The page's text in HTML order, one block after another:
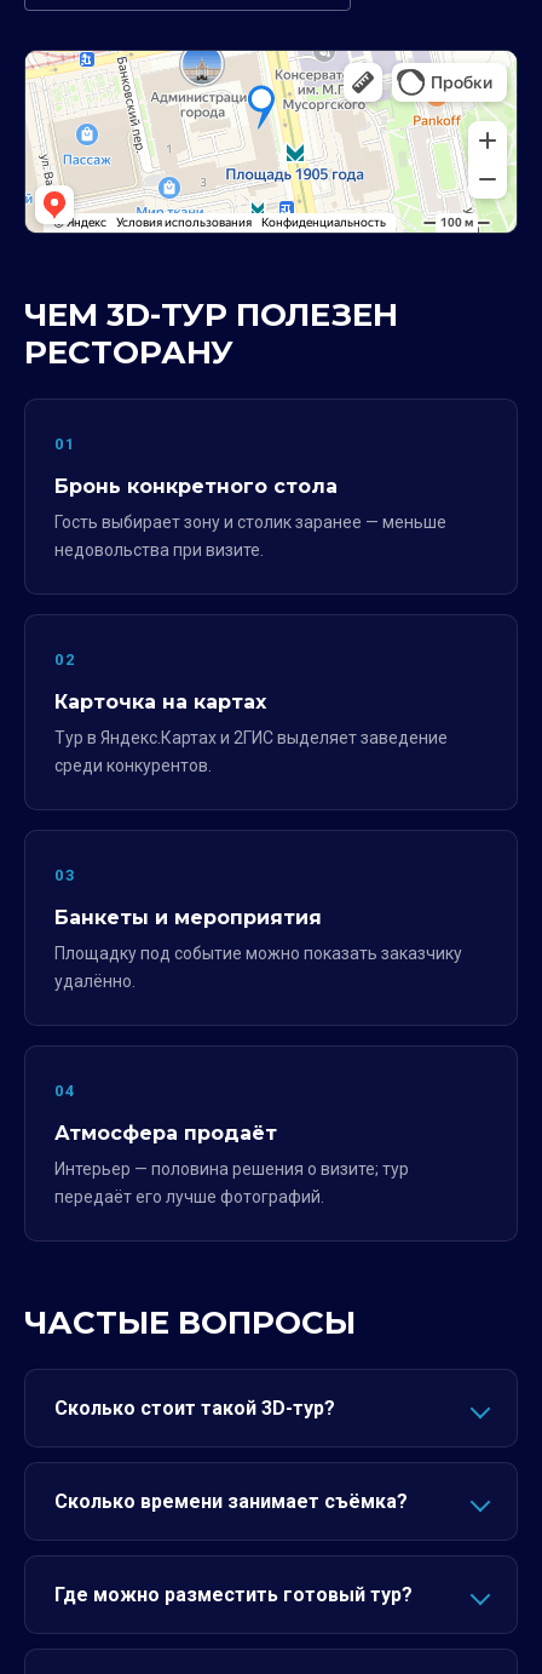
ЧЕМ 3D-ТУР ПОЛЕЗЕН
РЕСТОРАНУ
01
Бронь конкретного стола
Гость выбирает зону и столик заранее — меньше
недовольства при визите.
02
Карточка на картах
Тур в Яндекс.Картах и 2ГИС выделяет заведение
среди конкурентов.
03
Банкеты и мероприятия
Площадку под событие можно показать заказчику
удалённо.
04
Атмосфера продаёт
Интерьер — половина решения о визите; тур
передаёт его лучше фотографий.
ЧАСТЫЕ ВОПРОСЫ
Сколько стоит такой 3D-тур?
Сколько времени занимает съёмка?
Где можно разместить готовый тур?